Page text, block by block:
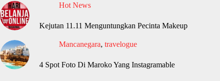
Hot News
Kejutan 11.11 Menguntungkan Pecinta Makeup
Mancanegara, travelogue
4 Spot Foto Di Maroko Yang Instagramable